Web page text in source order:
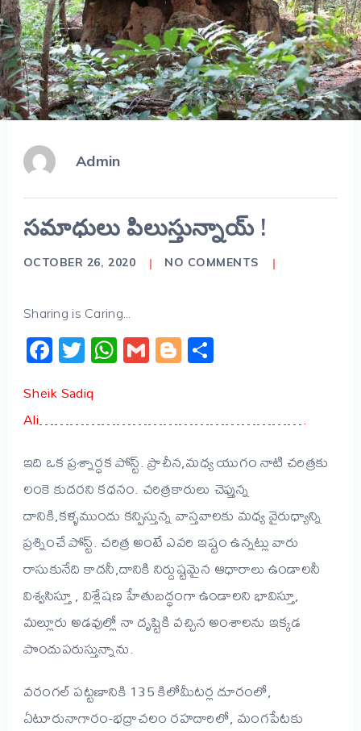
Admin
సమాధులు పిలుస్తున్నాయ్ !
OCTOBER 26, 2020 NO COMMENTS
Sharing is Caring...
Facebook
Twitter
WhatsApp
GmailBlogger
Share
Sheik Sadiq
Ali…………………………………………….
ఇది ఒక ప్రశ్నార్ధక పోస్ట్. ప్రాచీన,మధ్య యుగం నాటి చరిత్రకు
లంకె కుదరని కధనం. చరిత్రకారులు చెప్తున్న
దానికి,కళ్ళముందు కన్పిస్తున్న వాస్తవాలకు మధ్య వైరుధ్యాన్ని
ప్రశ్నించే పోస్ట్. చరిత్ర అంటే ఎవరి ఇష్టం ఉన్నట్లు వారు
రాసుకునేది కాదనీ,దానికి నిర్దుష్టమైన ఆధారాలు ఉండాలనీ
విశ్వసిస్తూ , విశ్లేషణ హేతుబద్ధంగా ఉండాలని భావిస్తూ,
మల్లూరు అడవుల్లో నా దృష్టికి వచ్చిన అంశాలను ఇక్కడ
పొందుపరుస్తున్నాను.
వరంగల్ పట్టణానికి 135 కిలోమీటర్ల దూరంలో,
ఏటూరునాగారం-భద్రాచలం రహదారిలో, మంగపేటకు